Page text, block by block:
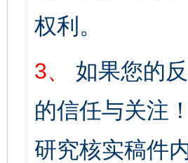
权利。
3、
如果您的
的信任与关注
研究核实稿件